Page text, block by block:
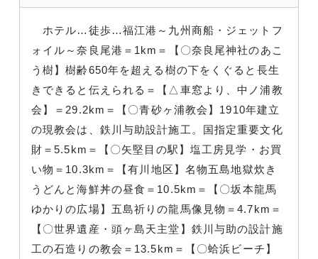
ホテル…徒歩…福江港～九州商船・ジェットフ
ォイル～奈良尾港＝1km＝【〇奈良尾神社のあこ
う樹】樹齢650年を超える樹の下をくぐると長生
きできると伝えられる＝【△車窓より、中ノ浦教
会】＝29.2km＝【〇青砂ヶ浦教会】1910年建立
の現教会は、鉄川与助設計施工。国指定重要文化
財＝5.5km＝【〇矢堅目の駅】塩工房見学・お買
い物＝10.3km＝【有川地区】名物五島地獄炊き
うどんと海鮮丼の昼食＝10.5km＝【〇坂本龍馬
ゆかりの広場】五島祈りの龍馬像見物＝4.7km＝
【〇世界遺産・頭ヶ島天主堂】鉄川与助の設計施
工の石造りの教会＝13.5km＝【〇蛤浜ビーチ】